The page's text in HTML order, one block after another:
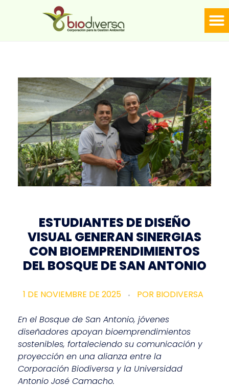
ESTUDIANTES DE DISEÑO
VISUAL GENERAN SINERGIAS
CON BIOEMPRENDIMIENTOS
DEL BOSQUE DE SAN ANTONIO
1 DE NOVIEMBRE DE 2025 POR BIODIVERSA
En el Bosque de San Antonio, jóvenes
diseñadores apoyan bioemprendimientos
sostenibles, fortaleciendo su comunicación y
proyección en una alianza entre la
Corporación Biodiversa y la Universidad
Antonio José Camacho.